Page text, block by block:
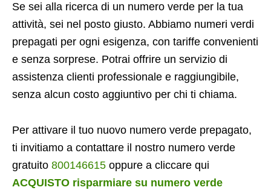
Se sei alla ricerca di un numero verde per la tua
attività, sei nel posto giusto. Abbiamo numeri verdi
prepagati per ogni esigenza, con tariffe convenienti
e senza sorprese. Potrai offrire un servizio di
assistenza clienti professionale e raggiungibile,
senza alcun costo aggiuntivo per chi ti chiama.
Per attivare il tuo nuovo numero verde prepagato,
ti invitiamo a contattare il nostro numero verde
gratuito 800146615 oppure a cliccare qui
ACQUISTO risparmiare su numero verde